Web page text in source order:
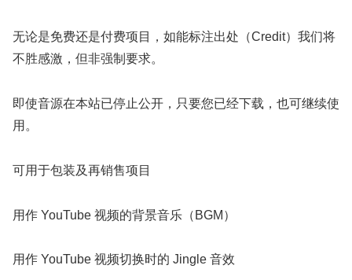
无论是免费还是付费项目，如能标注出处（Credit）我们将
不胜感激，但非强制要求。
即使音源在本站已停止公开，只要您已经下载，也可继续使
用。
可用于包装及再销售项目
用作 YouTube 视频的背景音乐（BGM）
用作 YouTube 视频切换时的 Jingle 音效